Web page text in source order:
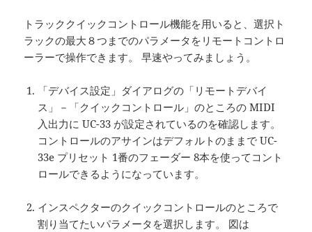
トラッククイックコントロール機能を用いると、選択ト
ラックの最大８つまでのパラメータをリモートコントロ
ーラーで操作できます。 早速やってみましょう。
「デバイス設定」ダイアログの「リモートデバイ
ス」－「クイックコントロール」のところの MIDI
入出力に UC-33 が設定されているのを確認します。
コントロールのアサインはデフォルトのままで UC-
33e プリセット 1番のフェーダー 8本を使ってコント
ロールできるようになっています。
インスペクターのクイックコントロールのところで
割り当てたいパラメータを選択します。 図は